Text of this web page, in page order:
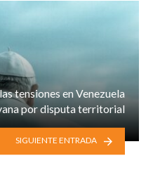
tensiones en Venezuela
por disputa territorial
SIGUIENTE ENTRADA